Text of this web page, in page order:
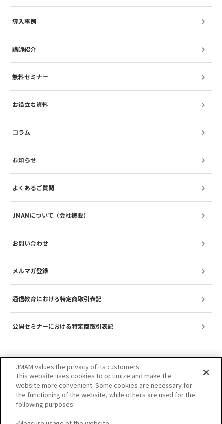
導入事例
講師紹介
無料セミナー
お役立ち資料
コラム
お知らせ
よくあるご質問
JMAMについて（会社概要）
お問い合わせ
メルマガ登録
通信教育における特定商取引表記
公開セミナーにおける特定商取引表記
JMAM values the privacy of its customers.
This website uses cookies to optimize and make the
website more convenient. Some cookies are necessary for
the functioning of the website, while others are used for the
following purposes: